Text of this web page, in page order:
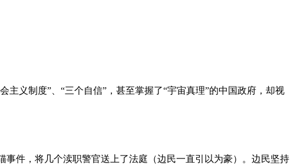
义制度”、“三个自信”，甚至掌握了“宇宙真理”的中国政府，却视
件，将几个渎职警官送上了法庭（边民一直引以为豪）。边民坚持